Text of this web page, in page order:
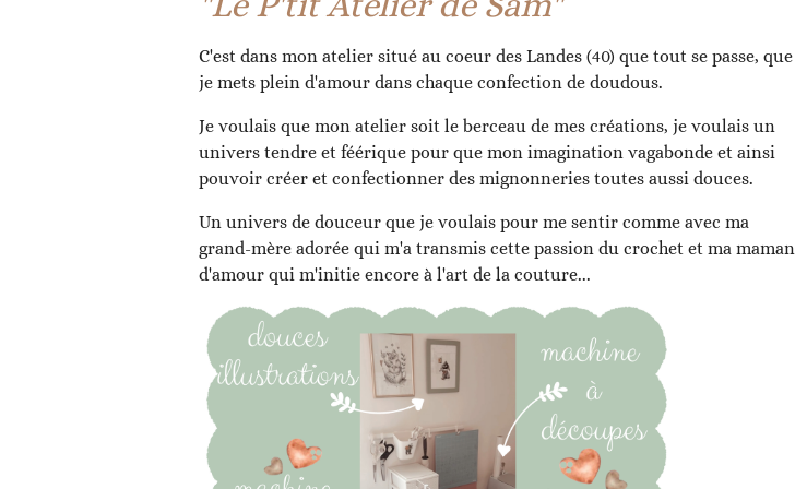
C'est dans mon atelier situé au coeur des Landes (40) que tout se passe, que
je mets plein d'amour dans chaque confection de doudous.
Je voulais que mon atelier soit le berceau de mes créations, je voulais un
univers tendre et féérique pour que mon imagination vagabonde et ainsi
pouvoir créer et confectionner des mignonneries toutes aussi douces.
Un univers de douceur que je voulais pour me sentir comme avec ma
grand-mère adorée qui m'a transmis cette passion du crochet et ma maman
d'amour qui m'initie encore à l'art de la couture...